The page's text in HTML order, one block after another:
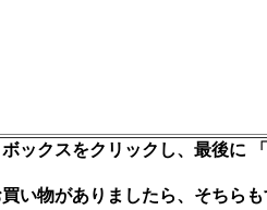
ックスをクリックし、最後に
い物がありましたら、そちら